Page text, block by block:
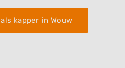
kapper in Wouw